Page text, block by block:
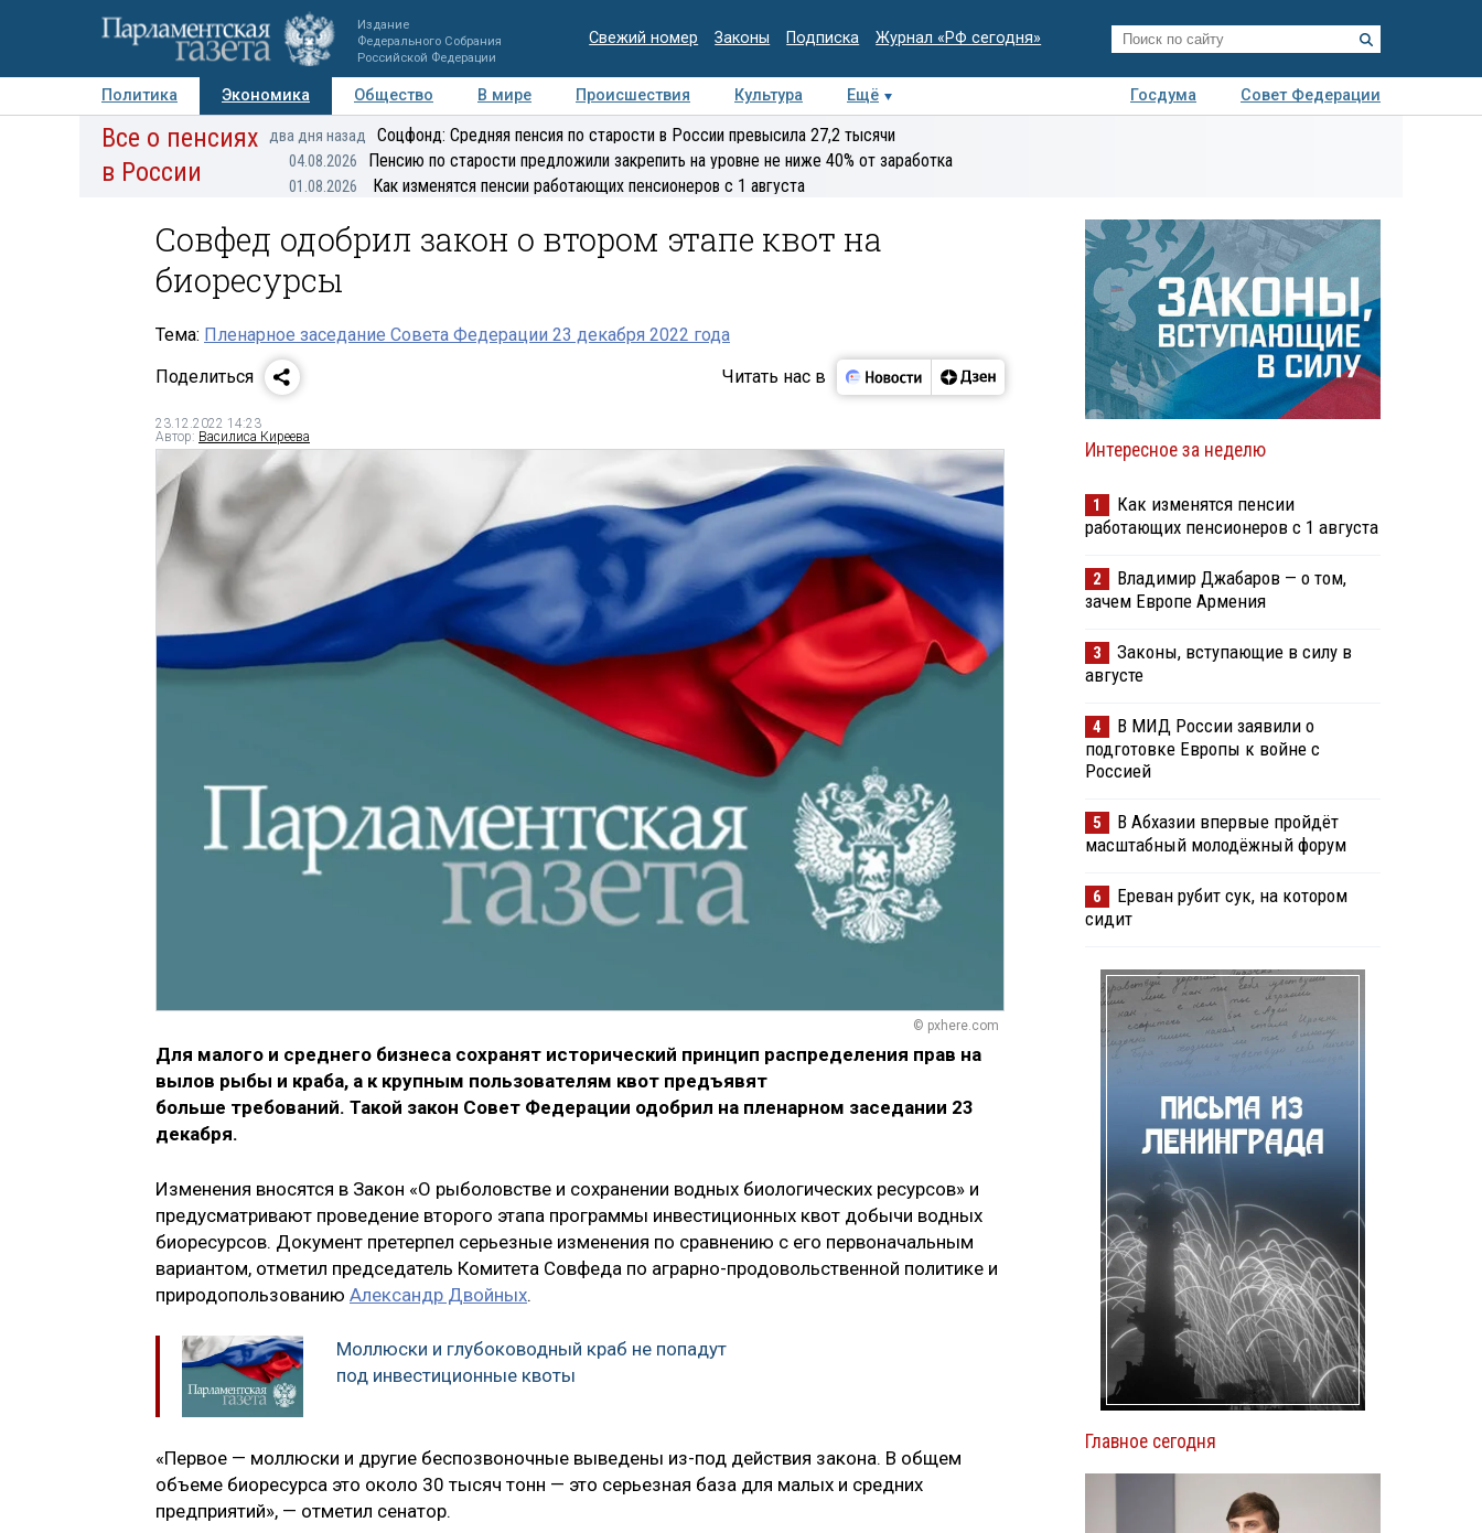
Издание
Федерального Собрания
Российской Федерации
Свежий номер Законы Подписка Журнал «РФ сегодня»
Политика Экономика Общество В мире Происшествия Культура Ещё Госдума
Совет Федерации
Авторы Персоны Мнения Регионы Медиацентр Интервью Колумнисты
Все о пенсиях
в России
два дня назад Соцфонд: Средняя пенсия по старости в России превысила 27,2 тысячи
04.08.2026 Пенсию по старости предложили закрепить на уровне не ниже 40% от заработка
01.08.2026 Как изменятся пенсии работающих пенсионеров с 1 августа
Совфед одобрил закон о втором этапе квот на
биоресурсы
Тема: Пленарное заседание Совета Федерации 23 декабря 2022 года
Поделиться
Читать нас в
23.12.2022 14:23
Автор: Василиса Киреева
© pxhere.com
Для малого и среднего бизнеса сохранят исторический принцип распределения прав на
вылов рыбы и краба, а к крупным пользователям квот предъявят
больше требований. Такой закон Совет Федерации одобрил на пленарном заседании 23
декабря.
Изменения вносятся в Закон «О рыболовстве и сохранении водных биологических ресурсов» и
предусматривают проведение второго этапа программы инвестиционных квот добычи водных
биоресурсов. Документ претерпел серьезные изменения по сравнению с его первоначальным
вариантом, отметил председатель Комитета Совфеда по аграрно-продовольственной политике и
природопользованию Александр Двойных.
Моллюски и глубоководный краб не попадут
под инвестиционные квоты
«Первое — моллюски и другие беспозвоночные выведены из-под действия закона. В общем
объеме биоресурса это около 30 тысяч тонн — это серьезная база для малых и средних
предприятий», — отметил сенатор.
Интересное за неделю
1
Как изменятся пенсии
работающих пенсионеров с 1 августа
2
Владимир Джабаров — о том,
зачем Европе Армения
3
Законы, вступающие в силу в
августе
4
В МИД России заявили о
подготовке Европы к войне с
Россией
5
В Абхазии впервые пройдёт
масштабный молодёжный форум
6
Ереван рубит сук, на котором
сидит
Главное сегодня